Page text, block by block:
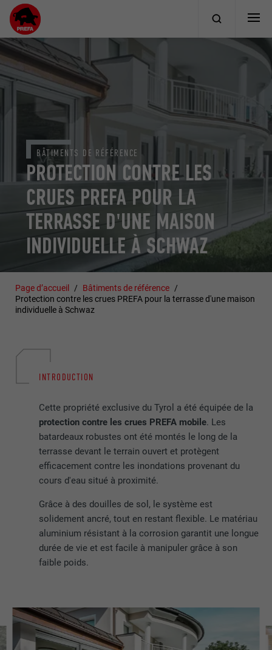
PROTECTION CONTRE LES
CRUES PREFA POUR LA
TERRASSE D'UNE MAISON
INDIVIDUELLE À SCHWAZ
BÂTIMENTS DE RÉFÉRENCE
Page d’accueil
Bâtiments de référence
Protection contre les crues PREFA pour la terrasse d'une maison
individuelle à Schwaz
INTRODUCTION
Cette propriété exclusive du Tyrol a été équipée de la
protection contre les crues PREFA mobile. Les
batardeaux robustes ont été montés le long de la
terrasse devant le terrain ouvert et protègent
efficacement contre les inondations provenant du
cours d'eau situé à proximité.
Grâce à des douilles de sol, le système est
solidement ancré, tout en restant flexible. Le matériau
aluminium résistant à la corrosion garantit une longue
durée de vie et est facile à manipuler grâce à son
faible poids.